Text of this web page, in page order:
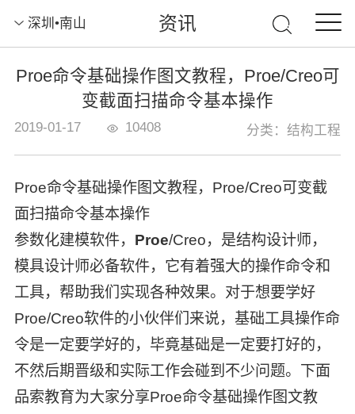
深圳•南山 资讯
Proe命令基础操作图文教程，Proe/Creo可
变截面扫描命令基本操作
2019-01-17 10408 分类：结构工程
Proe命令基础操作图文教程，Proe/Creo可变截
面扫描命令基本操作
参数化建模软件， Proe/Creo，是结构设计师，
模具设计师必备软件，它有着强大的操作命令和
工具，帮助我们实现各种效果。对于想要学好
Proe/Creo软件的小伙伴们来说，基础工具操作命
令是一定要学好的，毕竟基础是一定要打好的，
不然后期晋级和实际工作会碰到不少问题。下面
品索教育为大家分享Proe命令基础操作图文教